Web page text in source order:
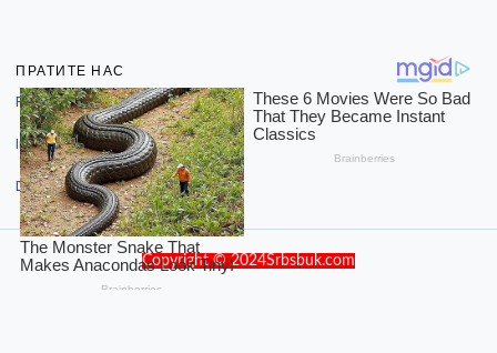
ПРАТИТЕ НАС
Facebook
Instagram
Dribbble
Copyright © 2024Srbsbuk.com